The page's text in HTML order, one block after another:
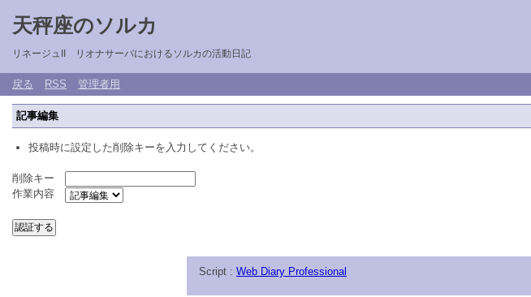
天秤座のソルカ
リネージュII リオナサーバにおけるソルカの活動日記
戻る RSS 管理者用
記事編集
投稿時に設定した削除キーを入力してください。
削除キー
作業内容
Script : Web Diary Professional